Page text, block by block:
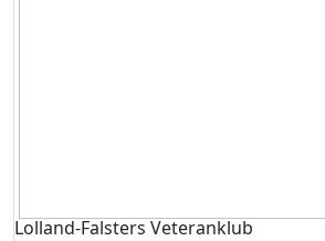
Lolland-Falsters Veteranklub